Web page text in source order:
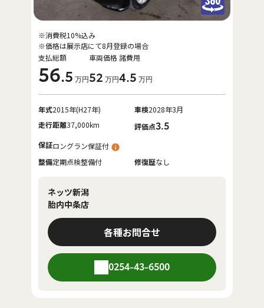
支払総額
56.5 万円
車両価格
52 万円
諸費用
4.5 万円
※消費税10%込み
※価格は展示店にて8月登録の場合
年式2015年(H27年) 車検2028年3月
走行距離37,000km 評価点3.5
保証ロングラン保証付
整備定期点検整備付 修復歴なし
ネッツ新潟
胎内中条店
各種お問合せ
0254-43-6500